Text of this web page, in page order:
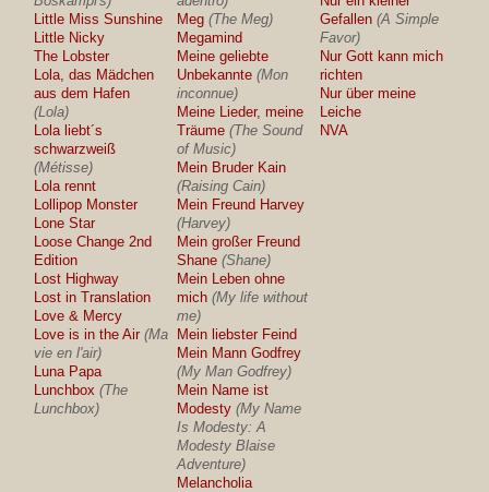
Little Miss Sunshine
Little Nicky
The Lobster
Lola, das Mädchen
aus dem Hafen
(Lola)
Lola liebt´s
schwarzweiß
(Métisse)
Lola rennt
Lollipop Monster
Lone Star
Loose Change 2nd
Edition
Lost Highway
Lost in Translation
Love & Mercy
Love is in the Air (Ma
vie en l'air)
Luna Papa
Lunchbox (The
Lunchbox)
Meg (The Meg)
Megamind
Meine geliebte
Unbekannte (Mon
inconnue)
Meine Lieder, meine
Träume (The Sound
of Music)
Mein Bruder Kain
(Raising Cain)
Mein Freund Harvey
(Harvey)
Mein großer Freund
Shane (Shane)
Mein Leben ohne
mich (My life without
me)
Mein liebster Feind
Mein Mann Godfrey
(My Man Godfrey)
Mein Name ist
Modesty (My Name
Is Modesty: A
Modesty Blaise
Adventure)
Melancholia
Gefallen (A Simple
Favor)
Nur Gott kann mich
richten
Nur über meine
Leiche
NVA